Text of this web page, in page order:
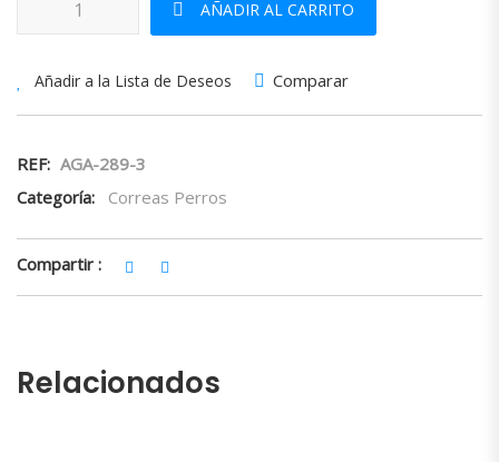
AÑADIR AL CARRITO
Añadir a la Lista de Deseos Comparar
REF: AGA-289-3
Categoría:
Correas Perros
Compartir :
Relacionados